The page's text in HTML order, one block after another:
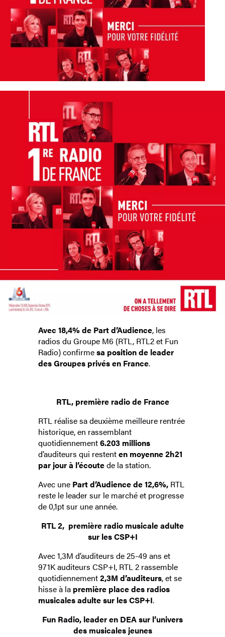
Avec 18,4% de Part d’Audience, les
radios du Groupe M6 (RTL, RTL2 et Fun
Radio) confirmesa position de leader
des Groupes privés en France.
RTL, première radio de France
RTL réalise sa deuxième meilleure rentrée
historique, en rassemblant
quotidiennement6.203 millions
d’auditeurs qui restenten moyenne 2h21
par jour à l’écoutede la station.
Avec une Part d’Audience de 12,6%,RTL
reste le leader sur le marché et progresse
de 0,1pt sur une année.
RTL 2, première radio musicale adulte
sur les CSP+I
Avec 1,3M d’auditeurs de 25-49 ans et
971K auditeurs CSP+I, RTL 2 rassemble
quotidiennement2,3M d’auditeurs, et se
hisse à la première place des radios
musicales adulte sur les CSP+I.
Fun Radio, leader en DEA sur l’univers
des musicales jeunes